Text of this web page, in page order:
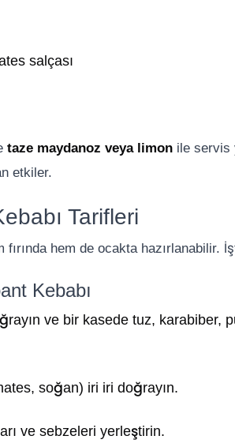
salçası
taze maydanoz veya limon ile servis
etkiler.
Tarifleri
fırında hem de ocakta hazırlanabilir.
Kebabı
ve bir kasede tuz, karabiber,
soğan) iri iri doğrayın.
ve sebzeleri yerleştirin.